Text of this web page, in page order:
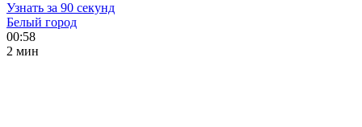
Узнать за 90 секунд
Белый город
00:58
2 мин